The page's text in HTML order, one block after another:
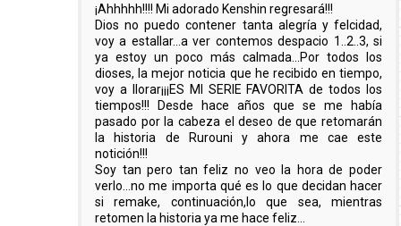
¡Ahhhhh!!!! Mi adorado Kenshin regresará!!!
Dios no puedo contener tanta alegría y felcidad,
voy a estallar...a ver contemos despacio 1..2..3, si
ya estoy un poco más calmada...Por todos los
dioses, la mejor noticia que he recibido en tiempo,
voy a llorar¡¡¡ES MI SERIE FAVORITA de todos los
tiempos!!! Desde hace años que se me había
pasado por la cabeza el deseo de que retomarán
la historia de Rurouni y ahora me cae este
notición!!!
Soy tan pero tan feliz no veo la hora de poder
verlo...no me importa qué es lo que decidan hacer
si remake, continuación,lo que sea, mientras
retomen la historia ya me hace feliz...